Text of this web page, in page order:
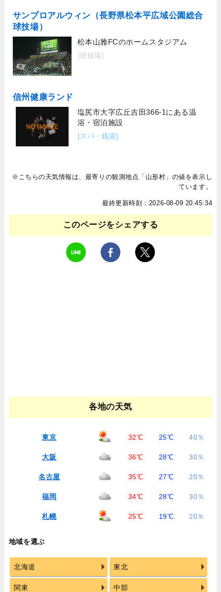
サンプロアルウィン（長野県松本平広域公園総合
球技場）
松本山雅FCのホームスタジアム
[競技場]
信州健康ランド
塩尻市大字広丘吉田366-1にある温
浴・宿泊施設
[スパ・銭湯]
※こちらの天気情報は、最寄りの観測地点「山形村」の値を表示し
ています。
最終更新時刻：2026-08-09 20:45:34
このページをシェアする
各地の天気
東京 32℃ 25℃ 40％
大阪 36℃ 28℃ 30％
名古屋 35℃ 27℃ 20％
福岡 34℃ 28℃ 30％
札幌 25℃ 19℃ 20％
地域を選ぶ
北海道 東北
関東 中部